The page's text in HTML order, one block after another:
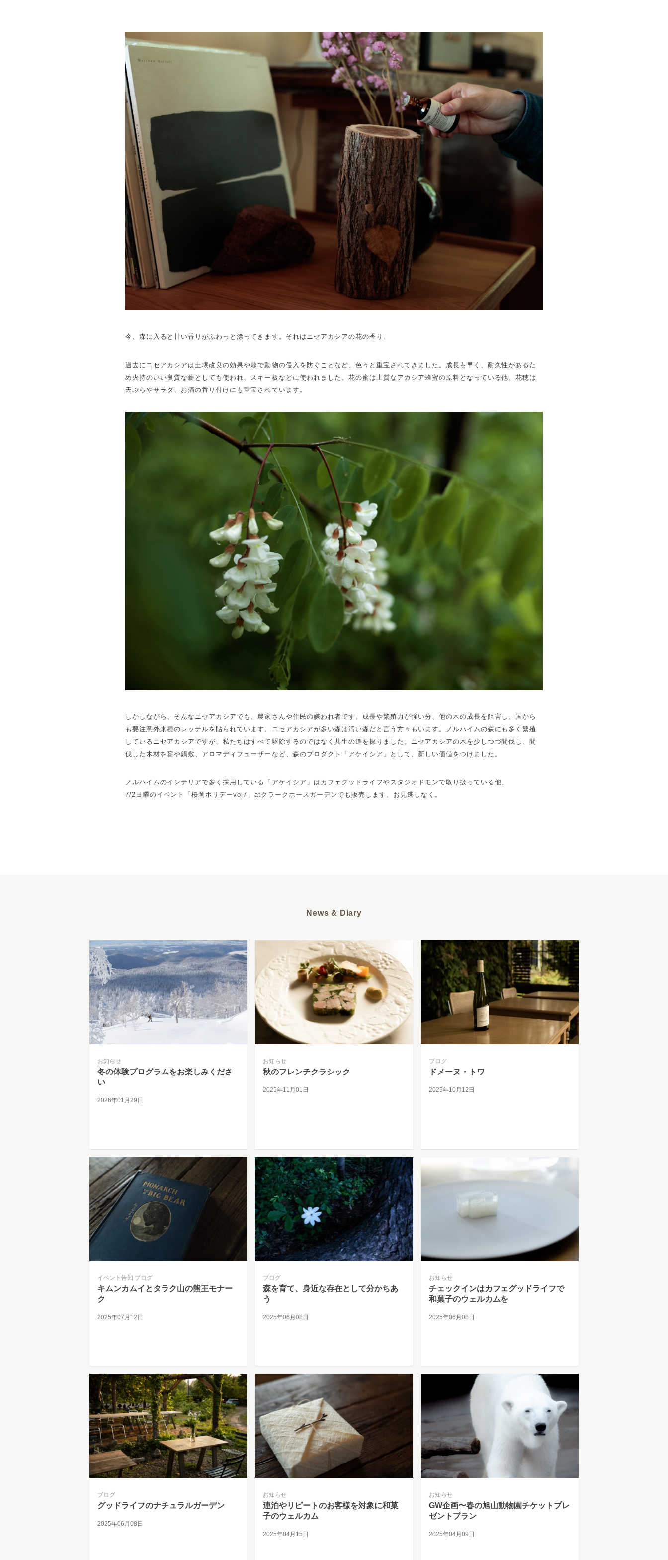
今、森に入ると甘い香りがふわっと漂ってきます。それはニセアカシアの花の香り。
過去にニセアカシアは土壌改良の効果や棘で動物の侵入を防ぐことなど、色々と重宝されてきました。成長も早く、耐久性があるた
め火持のいい良質な薪としても使われ、スキー板などに使われました。花の蜜は上質なアカシア蜂蜜の原料となっている他、花穂は
天ぷらやサラダ、お酒の香り付けにも重宝されています。
しかしながら、そんなニセアカシアでも、農家さんや住民の嫌われ者です。成長や繁殖力が強い分、他の木の成長を阻害し、国から
も要注意外来種のレッテルを貼られています。ニセアカシアが多い森は汚い森だと言う方々もいます。ノルハイムの森にも多く繁殖
しているニセアカシアですが、私たちはすべて駆除するのではなく共生の道を探りました。ニセアカシアの木を少しつづ間伐し、間
伐した木材を薪や鍋敷、アロマディフューザーなど、森のプロダクト「アケイシア」として、新しい価値をつけました。
ノルハイムのインテリアで多く採用している「アケイシア」はカフェグッドライフやスタジオドモンで取り扱っている他、
7/2日曜のイベント「桜岡ホリデーvol7」atクラークホースガーデンでも販売します。お見逃しなく。
News & Diary
お知らせ
冬の体験プログラムをお楽しみくださ
い
2026年01月29日
お知らせ
秋のフレンチクラシック
2025年11月01日
ブログ
ドメーヌ・トワ
2025年10月12日
イベント告知 ブログ
キムンカムイとタラク山の熊王モナー
ク
2025年07月12日
ブログ
森を育て、身近な存在として分かちあ
う
2025年06月08日
お知らせ
チェックインはカフェグッドライフで
和菓子のウェルカムを
2025年06月08日
ブログ
グッドライフのナチュラルガーデン
2025年06月08日
お知らせ
連泊やリピートのお客様を対象に和菓
子のウェルカム
2025年04月15日
お知らせ
GW企画〜春の旭山動物園チケットプレ
ゼントプラン
2025年04月09日